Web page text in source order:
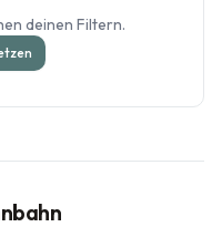
deinen Filtern.